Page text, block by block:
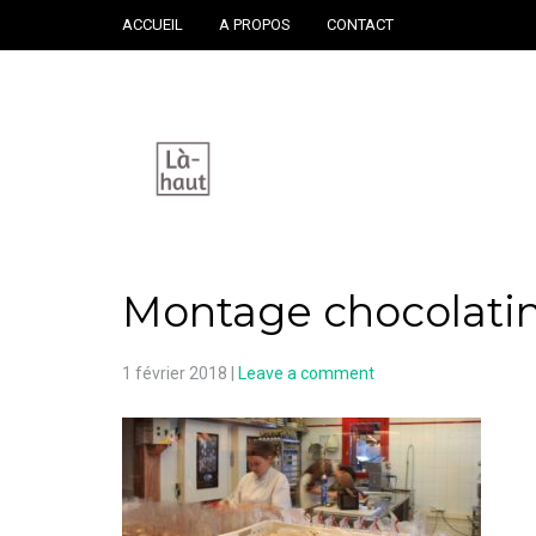
ACCUEIL A PROPOS CONTACT
Montage
1 février 2018 Leave a comment